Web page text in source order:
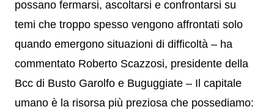
possano fermarsi, ascoltarsi e confrontarsi su
temi che troppo spesso vengono affrontati solo
quando emergono situazioni di difficoltà – ha
commentato Roberto Scazzosi, presidente della
Bcc di Busto Garolfo e Buguggiate – Il capitale
umano è la risorsa più preziosa che possediamo: